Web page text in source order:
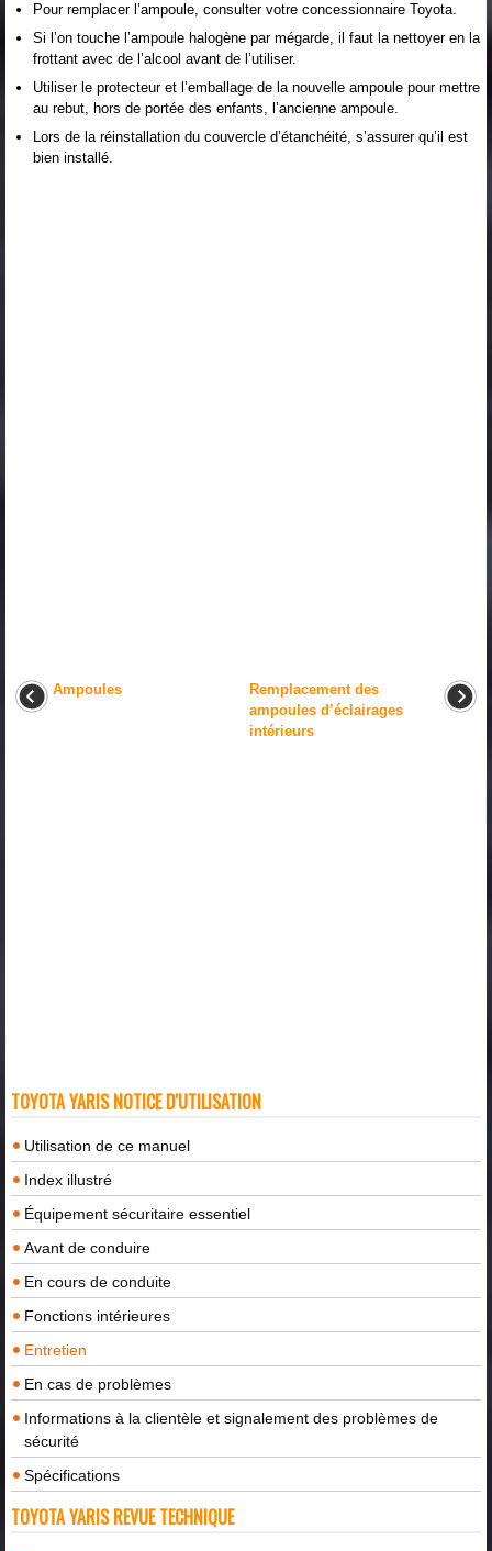
Pour remplacer l’ampoule, consulter votre concessionnaire Toyota.
Si l’on touche l’ampoule halogène par mégarde, il faut la nettoyer en la
frottant avec de l’alcool avant de l’utiliser.
Utiliser le protecteur et l’emballage de la nouvelle ampoule pour mettre
au rebut, hors de portée des enfants, l’ancienne ampoule.
Lors de la réinstallation du couvercle d’étanchéité, s’assurer qu’il est
bien installé.
Ampoules
Remplacement des
ampoules d’éclairages
intérieurs
TOYOTA YARIS NOTICE D'UTILISATION
Utilisation de ce manuel
Index illustré
Équipement sécuritaire essentiel
Avant de conduire
En cours de conduite
Fonctions intérieures
Entretien
En cas de problèmes
Informations à la clientèle et signalement des problèmes de
sécurité
Spécifications
TOYOTA YARIS REVUE TECHNIQUE